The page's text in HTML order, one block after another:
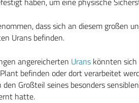
dass sich an diesem großen
Urans befinden.
angereicherten Urans könnten sich
befinden oder dort verarbeitet
den Großteil seines besonders
hatte.